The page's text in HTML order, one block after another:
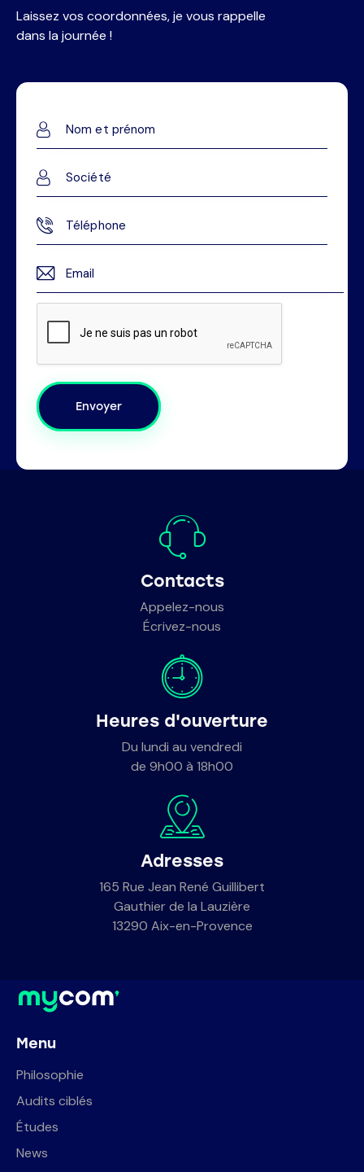
Laissez vos coordonnées, je vous rappelle
dans la journée !
Contacts
Appelez-nous
Écrivez-nous
Heures d'ouverture
Du lundi au vendredi
de 9h00 à 18h00
Adresses
165 Rue Jean René Guillibert
Gauthier de la Lauzière
13290 Aix-en-Provence
Menu
Philosophie
Audits ciblés
Études
News